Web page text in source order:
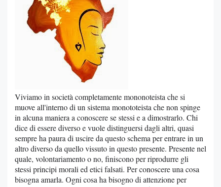
Viviamo in società completamente mononoteista che si
muove all'interno di un sistema monototeista che non spinge
in alcuna maniera a conoscere se stessi e a dimostrarlo. Chi
dice di essere diverso e vuole distinguersi dagli altri, quasi
sempre ha paura di uscire da questo schema per entrare in un
altro diverso da quello vissuto in questo presente. Presente nel
quale, volontariamento o no, finiscono per riprodurre gli
stessi principi morali ed etici falsati. Per conoscere una cosa
bisogna amarla. Ogni cosa ha bisogno di attenzione per